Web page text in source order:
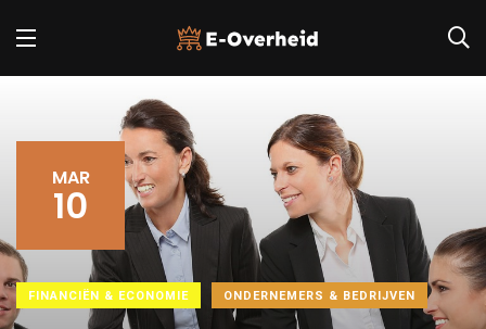
MAR
10
FINANCIËN & ECONOMIE ONDERNEMERS & BEDRIJVEN